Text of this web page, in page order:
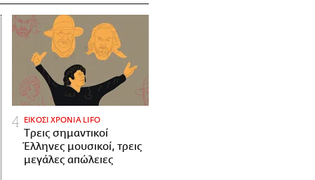
ΕΙΚΟΣΙ ΧΡΟΝΙΑ LIFO
Tρεις σημαντικοί
Έλληνες μουσικοί, τρεις
μεγάλες απώλειες